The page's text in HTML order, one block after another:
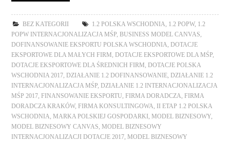
BEZ KATEGORII 1.2 POLSKA WSCHODNIA 1.2 POPW, 1.2
POPW INTERNACJONALIZACJA MŚP ,BUSINESS MODEL CANVAS
DOFINANSOWANIE EKSPORTU POLSKA WSCHODNIA ,DOTACJE
EKSPORTOWE DLA MAŁYCH FIRM ,DOTACJE EKSPORTOWE DLA MŚP
DOTACJE EKSPORTOWE DLA ŚREDNICH FIRM ,DOTACJE POLSKA
WSCHODNIA 2017 ,DZIAŁANIE 1.2 DOFINANSOWANIE ,DZIAŁANIE 1.2
INTERNACJONALIZACJA MŚP ,DZIAŁANIE 1.2 INTERNACJONALIZACJA
MŚP 2017 ,FINANSOWANIE EKSPORTU ,FIRMA DORADCZA ,FIRMA
DORADCZA KRAKÓW,FIRMA KONSULTINGOWA
II ETAP 1.2 POLSKA
WSCHODNIA ,MARKA POLSKIEJ GOSPODARKI ,MODEL BIZNESOWY
MODEL BIZNESOWY CANVAS ,MODEL BIZNESOWY
INTERNACJONALIZACJI DOTACJE 2017 ,MODEL BIZNESOWY